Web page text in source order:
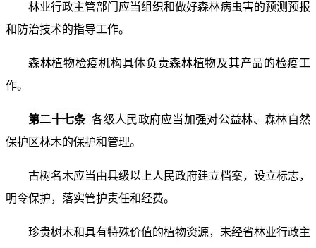
林业行政主管部门应当组织和做好森林病虫害的预测预报
和防治技术的指导工作。
森林植物检疫机构具体负责森林植物及其产品的检疫工
作。
第二十七条各级人民政府应当加强对公益林、森林自然
保护区林木的保护和管理。
古树名木应当由县级以上人民政府建立档案，设立标志，
明令保护，落实管护责任和经费。
珍贵树木和具有特殊价值的植物资源，未经省林业行政主